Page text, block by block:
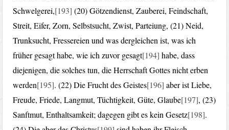
Schwelgerei,[193] (20) Götzendienst, Zauberei, Feindschaft,
Streit, Eifer, Zorn, Selbstsucht, Zwist, Parteiung, (21) Neid,
Trunksucht, Fressereien und was dergleichen ist, was ich
früher gesagt habe, wie ich zuvor gesagt[194] habe, dass
diejenigen, die solches tun, die Herrschaft Gottes nicht erben
werden[195]. (22) Die Frucht des Geistes[196] aber ist Liebe,
Freude, Friede, Langmut, Tüchtigkeit, Güte, Glaube[197], (23)
Sanftmut, Enthaltsamkeit; dagegen gibt es kein Gesetz[198].